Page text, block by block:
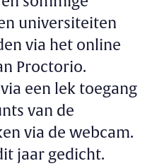
universiteiten
via het online
Proctorio.
een lek toegang
van de
via de webcam.
jaar gedicht.